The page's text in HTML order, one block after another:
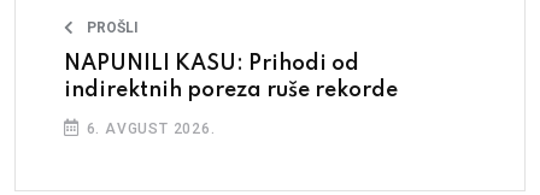
PROŠLI
NAPUNILI KASU: Prihodi od
indirektnih poreza ruše rekorde
6. AVGUST 2026.